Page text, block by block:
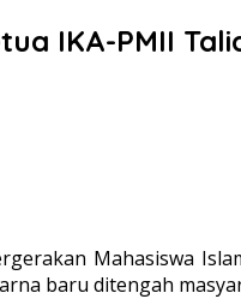
IKA-PMII
Mahasiswa
baru ditengah